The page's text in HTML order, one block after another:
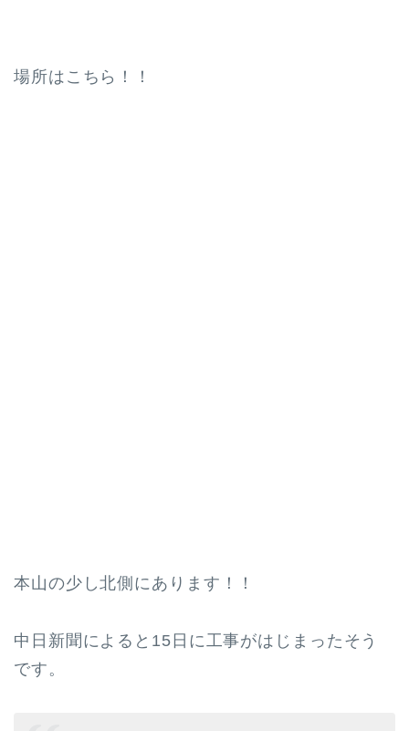
場所はこちら！！
本山の少し北側にあります！！
中日新聞によると15日に工事がはじまったそう
です。